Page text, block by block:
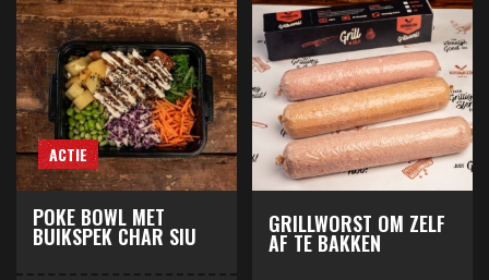
ACTIE
POKE BOWL MET
BUIKSPEK CHAR SIU GRILLWORST OM ZELF
AF TE BAKKEN